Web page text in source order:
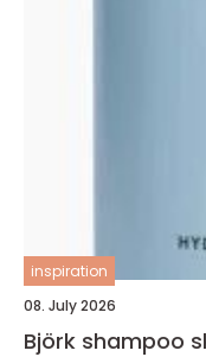
inspiration
08. July 2026
Björk shampoo skånsom pleie med nordiske